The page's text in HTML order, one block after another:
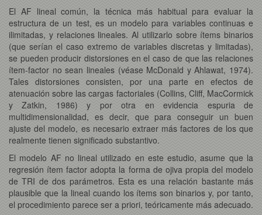
El AF lineal común, la técnica más habitual para evaluar la
estructura de un test, es un modelo para variables continuas e
ilimitadas, y relaciones lineales. Al utilizarlo sobre ítems binarios
(que serían el caso extremo de variables discretas y limitadas),
se pueden producir distorsiones en el caso de que las relaciones
ítem-factor no sean lineales (véase McDonald y Ahlawat, 1974).
Tales distorsiones consisten, por una parte en efectos de
atenuación sobre las cargas factoriales (Collins, Cliff, MacCormick
y Zatkin, 1986) y por otra en evidencia espuria de
multidimensionalidad, es decir, que para conseguir un buen
ajuste del modelo, es necesario extraer más factores de los que
realmente tienen significado substantivo.
El modelo AF no lineal utilizado en este estudio, asume que la
regresión ítem factor adopta la forma de ojiva propia del modelo
de TRI de dos parámetros. Esta es una relación bastante más
plausible que la lineal cuando los ítems son binarios y, por tanto,
el procedimiento parece ser a priori, teóricamente más adecuado.